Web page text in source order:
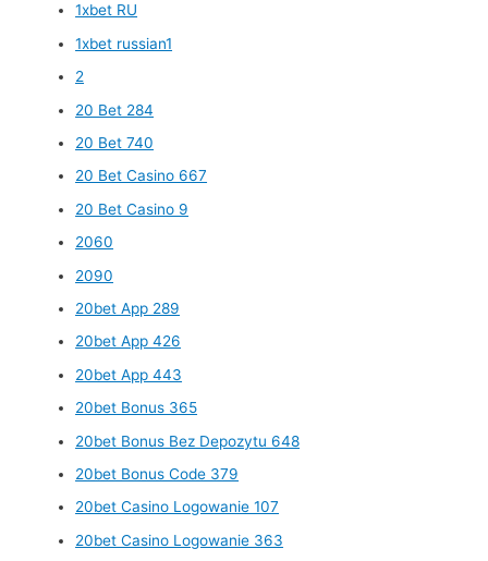
1xbet RU
1xbet russian1
2
20 Bet 284
20 Bet 740
20 Bet Casino 667
20 Bet Casino 9
2060
2090
20bet App 289
20bet App 426
20bet App 443
20bet Bonus 365
20bet Bonus Bez Depozytu 648
20bet Bonus Code 379
20bet Casino Logowanie 107
20bet Casino Logowanie 363